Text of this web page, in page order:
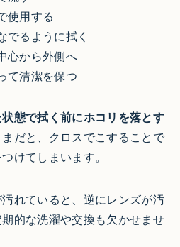
使用する
でるように拭く
心から外側へ
て清潔を保つ
態で拭く前にホコリを落とす
だと、クロスでこすることで
けてしまいます。
れていると、逆にレンズが汚
的な洗濯や交換も欠かせませ